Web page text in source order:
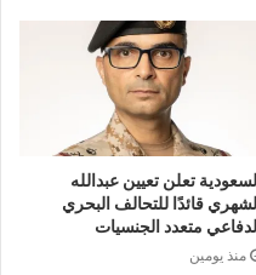
فصولاً سابقة من التوتر
السعودية تعلن تعيين عبدالله
الشهري قائدًا للتحالف البحري
الدفاعي متعدد الجنسيات
منذ يومين